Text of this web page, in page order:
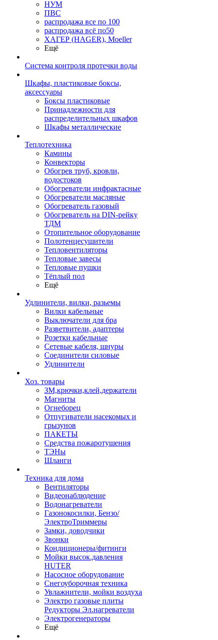
НУМ
ПВС
распродажа все по 100
распродажа всё по50
ХАГЕР (HAGER), Moeller
Ещё
Система контроля протечки воды
Шкафы, пластиковые боксы,
аксессуары
Боксы пластиковые
Принадлежности для
распределительных шкафов
Шкафы металлические
Теплотехника
Камины
Конвекторы
Обогрев труб, кровли,
водостоков
Обогреватели инфрактасные
Обогреватели масляные
Обогреватель газовый
Обогреватель на DIN-рейку
ТДМ
Отопительное оборудование
Полотенцесушители
Тепловентиляторы
Тепловые завесы
Тепловые пушки
Тёплый пол
Ещё
Удлинители, вилки, разьемы
Вилки кабельные
Выключатели для бра
Разветвители, адаптеры
Розетки кабельные
Сетевые кабеля, шнуры
Соединители силовые
Удлинители
Хоз. товары
ЗМ,крючки,клей,держатели
Магниты
Огнеборец
Отпугиватели насекомых и
грызунов
ПАКЕТЫ
Средства пожаротушения
ТЭНы
Шланги
Техника для дома
Вентиляторы
Видеонаблюдение
Водонагреватели
Газонокосилки, Бензо/
ЭлектроТриммеры
Замки, доводчики
Звонки
Кондиционеры/фитинги
Мойки высок.давления
HUTER
Насосное оборудование
Снегоуборочная техника
Увлажнители, мойки воздуха
Электро газовые плиты
Редукторы Эл.нагреватели
Электрогенераторы
Ещё